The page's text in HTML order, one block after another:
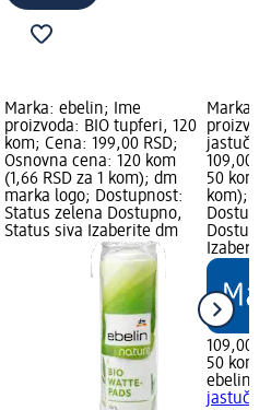
Marka: ebelin; Ime
proizvoda: BIO tupferi, 120
kom; Cena: 199,00 RSD;
Osnovna cena: 120 kom
(1,66 RSD za 1 kom); dm
marka logo; Dostupnost:
Status zelena Dostupno,
Status siva Izaberite dm
Marka:
109,00
50 kom
kom);
109,00
50 kom
ebelin